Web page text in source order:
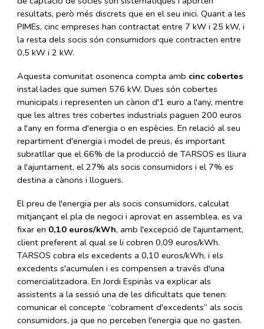
resultats, però més discrets que en el seu inici. Quant a les
PIMEs, cinc empreses han contractat entre 7 kW i 25 kW, i
la resta dels socis són consumidors que contracten entre
0,5 kW i 2 kW.
Aquesta comunitat osonenca compta amb cinc cobertes
instal·lades que sumen 576 kW. Dues són cobertes
municipals i representen un cànon d'1 euro a l'any, mentre
que les altres tres cobertes industrials paguen 200 euros
a l'any en forma d'energia o en espècies. En relació al seu
repartiment d'energia i model de preus, és important
subratllar que el 66% de la producció de TARSOS es lliura
a l'ajuntament, el 27% als socis consumidors i el 7% es
destina a cànons i lloguers.
El preu de l'energia per als socis consumidors, calculat
mitjançant el pla de negoci i aprovat en assemblea, es va
fixar en 0,10 euros/kWh, amb l'excepció de l'ajuntament,
client preferent al qual se li cobren 0,09 euros/kWh.
TARSOS cobra els excedents a 0,10 euros/kWh, i els
excedents s'acumulen i es compensen a través d'una
comercialitzadora. En Jordi Espinàs va explicar als
assistents a la sessió una de les dificultats que tenen:
comunicar el concepte “cobrament d'excedents” als socis
consumidors, ja que no perceben l'energia que no gasten.